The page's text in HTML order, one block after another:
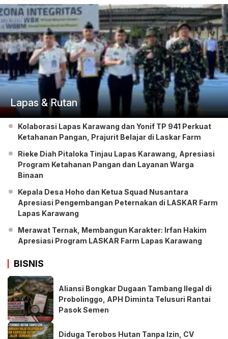
Lapas & Rutan
Kolaborasi Lapas Karawang dan Yonif TP 941 Perkuat
Ketahanan Pangan, Prajurit Belajar di Laskar Farm
Rieke Diah Pitaloka Tinjau Lapas Karawang, Apresiasi
Program Ketahanan Pangan dan Layanan Warga
Binaan
Kepala Desa Hoho dan Ketua Squad Nusantara
Apresiasi Pengembangan Peternakan di LASKAR Farm
Lapas Karawang
Merawat Ternak, Membangun Karakter: Irfan Hakim
Apresiasi Program LASKAR Farm Lapas Karawang
BISNIS
Aliansi Bongkar Dugaan Tambang Ilegal di
Probolinggo, APH Diminta Telusuri Rantai
Pasok Semen
Diduga Terobos Hutan Tanpa Izin, CV